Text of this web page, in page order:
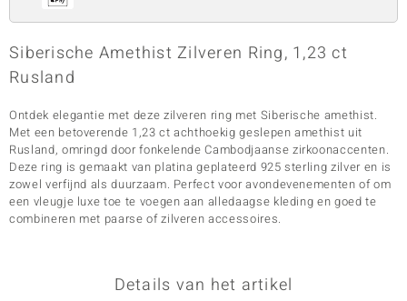
Siberische Amethist Zilveren Ring, 1,23 ct
Rusland
Ontdek elegantie met deze zilveren ring met Siberische amethist.
Met een betoverende 1,23 ct achthoekig geslepen amethist uit
Rusland, omringd door fonkelende Cambodjaanse zirkoonaccenten.
Deze ring is gemaakt van platina geplateerd 925 sterling zilver en is
zowel verfijnd als duurzaam. Perfect voor avondevenementen of om
een vleugje luxe toe te voegen aan alledaagse kleding en goed te
combineren met paarse of zilveren accessoires.
Details van het artikel